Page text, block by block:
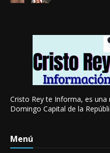
Cristo Rey te Informa, es una
Domingo Capital de la
Menú